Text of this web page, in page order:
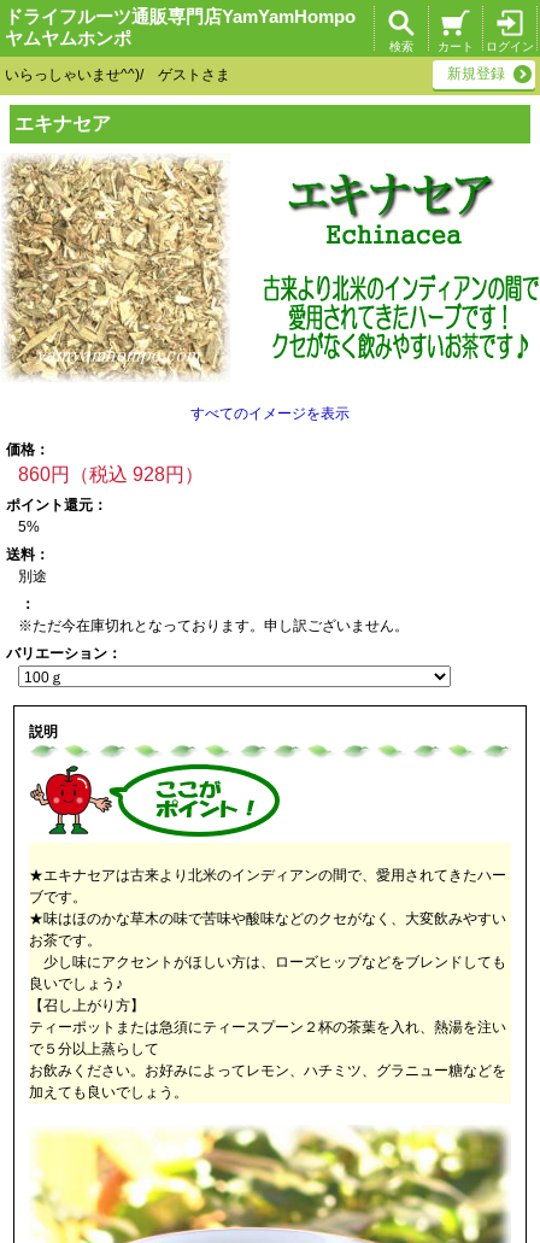
ドライフルーツ通販専門店YamYamHompo
ヤムヤムホンポ
ログイン
カート
検索
いらっしゃいませ^^)/ ゲストさま 新規登録
エキナセア
すべてのイメージを表示
価格：
860円（税込 928円）
ポイント還元：
5%
送料：
別途
：
※ただ今在庫切れとなっております。申し訳ございません。
バリエーション：
説明
★エキナセアは古来より北米のインディアンの間で、愛用されてきたハー
ブです。
★味はほのかな草木の味で苦味や酸味などのクセがなく、大変飲みやすい
お茶です。
少し味にアクセントがほしい方は、ローズヒップなどをブレンドしても
良いでしょう♪
【召し上がり方】
ティーポットまたは急須にティースプーン２杯の茶葉を入れ、熱湯を注い
で５分以上蒸らして
お飲みください。お好みによってレモン、ハチミツ、グラニュー糖などを
加えても良いでしょう。